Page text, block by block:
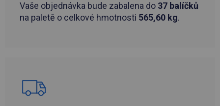
Vaše objednávka bude zabalena do 37 balíčků
na paletě o celkové hmotnosti 565,60 kg.